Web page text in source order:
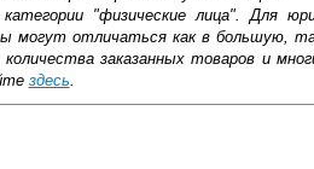
"физические лица". Для
могут отличаться как в большую,
заказанных товаров и
здесь